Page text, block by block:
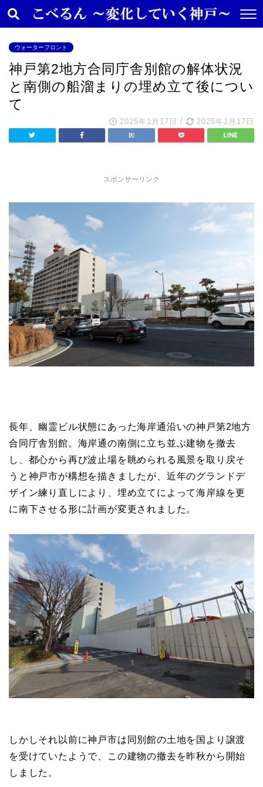
ウォーターフロント
神戸第2地方合同庁舎別館の解体状況
と南側の船溜まりの埋め立て後につい
て
2025年1月17日 / 2025年1月17日
スポンサーリンク
長年、幽霊ビル状態にあった海岸通沿いの神戸第2地方
合同庁舎別館。海岸通の南側に立ち並ぶ建物を撤去
し、都心から再び波止場を眺められる風景を取り戻そ
うと神戸市が構想を描きましたが、近年のグランドデ
ザイン練り直しにより、埋め立てによって海岸線を更
に南下させる形に計画が変更されました。
しかしそれ以前に神戸市は同別館の土地を国より譲渡
を受けていたようで、この建物の撤去を昨秋から開始
しました。